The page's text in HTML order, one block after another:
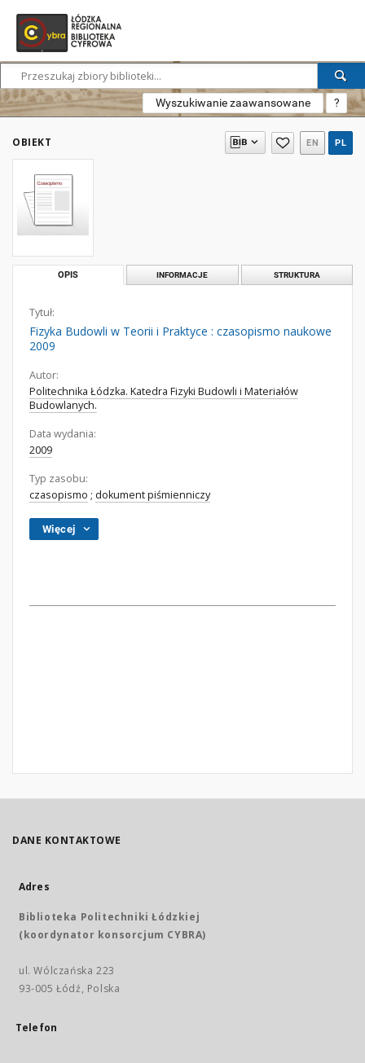
Wyszukiwanie zaawansowane ?
OBIEKT EN PL
OPIS INFORMACJE STRUKTURA
Tytuł:
Fizyka Budowli w Teorii i Praktyce : czasopismo naukowe
2009
Autor:
Politechnika Łódzka. Katedra Fizyki Budowli i Materiałów
Budowlanych.
Data wydania:
2009
Typ zasobu:
czasopismo ; dokument piśmienniczy
Więcej
DANE KONTAKTOWE
Adres
Biblioteka Politechniki Łódzkiej
(koordynator konsorcjum CYBRA)
ul. Wólczańska 223
93-005 Łódź, Polska
Telefon